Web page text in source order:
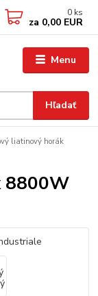
Menu
Hľadať
0 ks
za 0,00 EUR
liatinový horák
8800W